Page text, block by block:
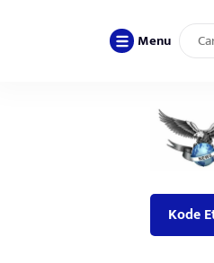
Menu
Kode